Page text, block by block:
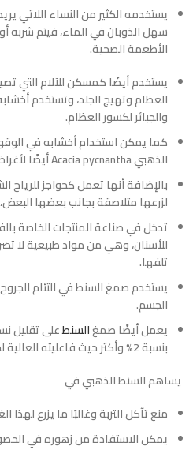
يستخدمه الكثير من النساء اللاتي
سهل الذوبان في الماء، فيتم شربه
الأطعمة الصحية.
يستخدم أيضًا كمسكن للآلام التي
العظام وتهيج الجلد، وتستخدم
والجبائر لكسور العظام.
كما يمكن استخدام أخشابه في
الذهبي Acacia pycnantha أيضًا لأغراض الزينة في الحدائق وتنسيقها.
بالإضافة أنها تعمل كحواجز للرياح
لزرعها متلاصقة بجانب بعضها
تدخل في صناعة المنتجات الخاصة
للأسنان، وهي من مواد طبيعية لا
تلفها.
يستخدم صمغ السنط في التئام
الجسم.
يعمل أيضًا صمغالسنطعلى تقليل
بنسبة 2% وأكثر حيث فاعليته العالية لحرق هذه الدهون.
يساهم السنط الذهبي في
منع تآكل التربة وغالبًا ما يزرع
يمكن الاستفادة من زهوره في